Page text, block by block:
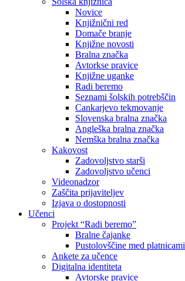
Novice
Knjižnični red
Domače branje
Knjižne novosti
Bralna značka
Avtorkse pravice
Knjižne uganke
Radi beremo
Seznami šolskih potrebščin
Cankarjevo tekmovanje
Slovenska bralna značka
Angleška bralna značka
Nemška bralna značka
Kakovost
Zadovoljstvo starši
Zadovoljstvo učenci
Videonadzor
Zaščita prijaviteljev
Izjava o dostopnosti
Učenci
Projekt “Radi beremo”
Bralne čajanke
Pustolovščine med platnicami
Ankete za učence
Digitalna identiteta
Avtorske pravice